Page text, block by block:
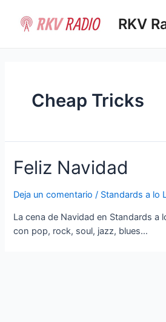
contenido
RKV
Cheap Tricks
Feliz Navidad
Deja un comentario / Standards a lo
La cena de Navidad en Standards a
con pop, rock, soul, jazz, blues…